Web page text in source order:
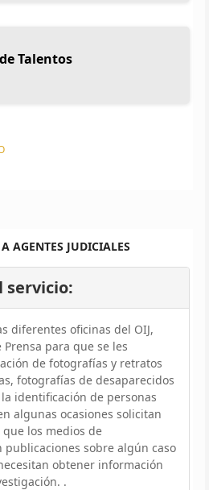
Talentos
AGENTES JUDICIALES
servicio:
diferentes oficinas del OIJ,
para que se les
de fotografías y retratos
fotografías de desaparecidos
identificación de personas
algunas ocasiones solicitan
los medios de
publicaciones sobre algún caso
obtener información
.